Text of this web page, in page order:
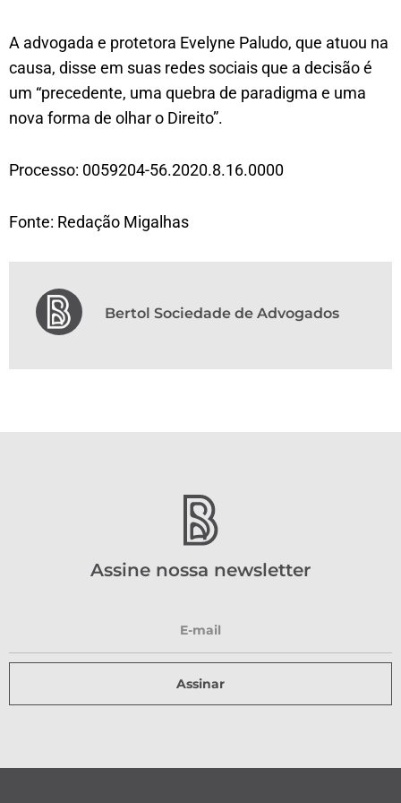
A advogada e protetora Evelyne Paludo, que atuou na
causa, disse em suas redes sociais que a decisão é
um “precedente, uma quebra de paradigma e uma
nova forma de olhar o Direito”.
Processo: 0059204-56.2020.8.16.0000
Fonte: Redação Migalhas
Bertol Sociedade de Advogados
Assine nossa newsletter
Assinar